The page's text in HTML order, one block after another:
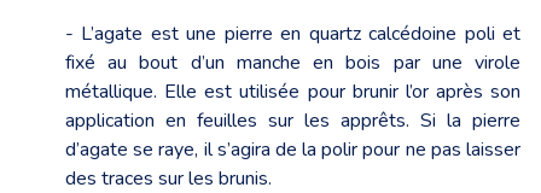
- L’agate est une pierre en quartz calcédoine poli et
fixé au bout d’un manche en bois par une virole
métallique. Elle est utilisée pour brunir l’or après son
application en feuilles sur les apprêts. Si la pierre
d’agate se raye, il s’agira de la polir pour ne pas laisser
des traces sur les brunis.